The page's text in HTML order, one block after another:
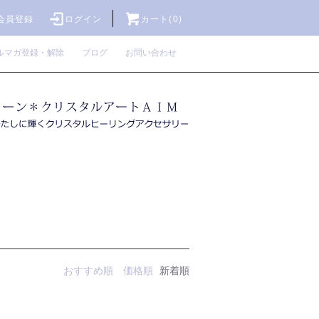
員登録 ログイン カート(0)
マガ登録・解除 ブログ お問い合わせ
おすすめ順 価格順 新着順